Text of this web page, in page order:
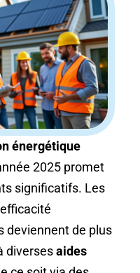
énergétique
2025 promet
significatifs. Les
deviennent de plus
diversesaides